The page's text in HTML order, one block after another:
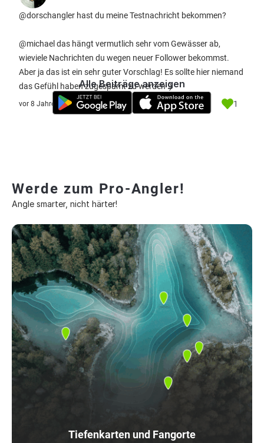
@dorschangler hast du meine Testnachricht bekommen?
@michael das hängt vermutlich sehr vom Gewässer ab,
wieviele Nachrichten du wegen neuer Follower bekommst.
Aber ja das ist ein sehr guter Vorschlag! Es sollte hier niemand
das Gefühl haben zugespamt zu werden :)
vor 8 Jahre 1
Alle Beiträge anzeigen
Werde zum Pro-Angler!
Angle smarter, nicht härter!
Tiefenkarten und Fangorte